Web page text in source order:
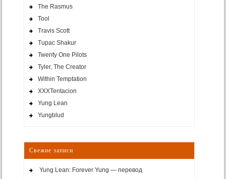
The Rasmus
Tool
Travis Scott
Tupac Shakur
Twenty One Pilots
Tyler, The Creator
Within Temptation
XXXTentacion
Yung Lean
Yungblud
Свежие записи
Yung Lean: Forever Yung — перевод